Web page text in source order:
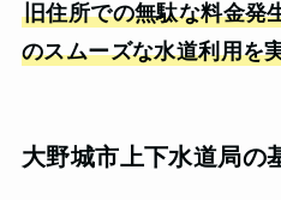
旧住所での無駄な料金発
のスムーズな水道利用を
大野城市上下水道局の